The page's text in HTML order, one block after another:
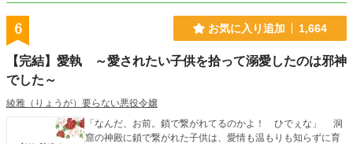
6 お気に入り追加 1,664
【完結】愛執 ～愛されたい子供を拾って溺愛したのは邪神
でした～
綾雅（りょうが）要らない悪役令嬢
「なんだ、お前。鎖で繋がれてるのかよ！ ひでぇな」 洞
窟の神殿に鎖で繋がれた子供は、愛情も温もりも知らずに育